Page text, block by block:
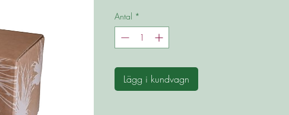
Antal *
Lägg i kundvagn